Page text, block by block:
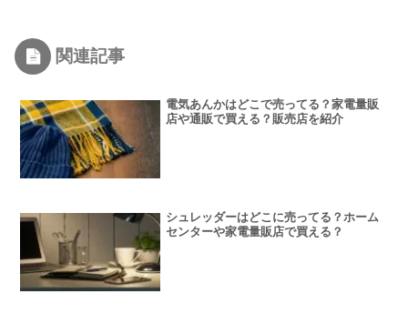
関連記事
電気あんかはどこで売ってる？家電量販
店や通販で買える？販売店を紹介
シュレッダーはどこに売ってる？ホーム
センターや家電量販店で買える？